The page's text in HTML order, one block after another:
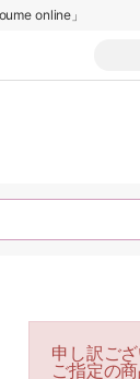
online」
申し訳ござ
ご指定の